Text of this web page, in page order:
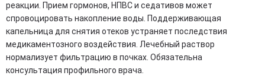
реакции. Прием гормонов, НПВС и седативов может
спровоцировать накопление воды. Поддерживающая
капельница для снятия отеков устраняет последствия
медикаментозного воздействия. Лечебный раствор
нормализует фильтрацию в почках. Обязательна
консультация профильного врача.